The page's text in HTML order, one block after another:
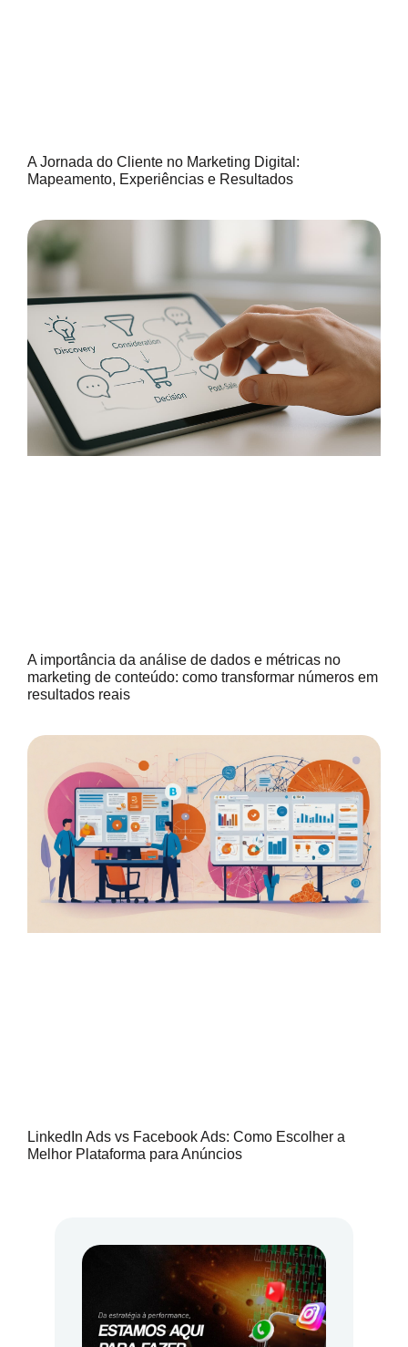
A Jornada do Cliente no Marketing Digital:
Mapeamento, Experiências e Resultados
A importância da análise de dados e métricas no
marketing de conteúdo: como transformar números em
resultados reais
LinkedIn Ads vs Facebook Ads: Como Escolher a
Melhor Plataforma para Anúncios